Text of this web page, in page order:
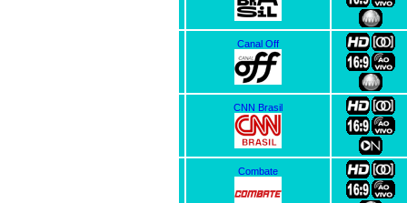
Canal Off
CNN Brasil
Combate